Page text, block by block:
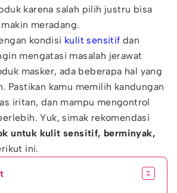
karena salah pilih justru bisa
meradang.
kondisi kulit sensitif dan
mengatasi masalah jerawat
masker, ada beberapa hal yang
Pastikan kamu memilih kandungan
iritan, dan mampu mengontrol
Yuk, simak rekomendasi
untuk kulit sensitif, berminyak,
ini.